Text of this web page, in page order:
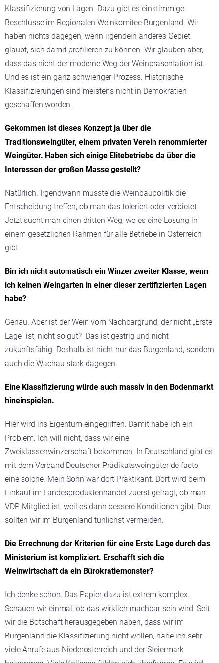
Klassifizierung von Lagen. Dazu gibt es einstimmige
Beschlüsse im Regionalen Weinkomitee Burgenland. Wir
haben nichts dagegen, wenn irgendein anderes Gebiet
glaubt, sich damit profilieren zu können. Wir glauben aber,
dass das nicht der moderne Weg der Weinpräsentation ist.
Und es ist ein ganz schwieriger Prozess. Historische
Klassifizierungen sind meistens nicht in Demokratien
geschaffen worden.
Gekommen ist dieses Konzept ja über die
Traditionsweingüter, einem privaten Verein renommierter
Weingüter. Haben sich einige Elitebetriebe da über die
Interessen der großen Masse gestellt?
Natürlich. Irgendwann musste die Weinbaupolitik die
Entscheidung treffen, ob man das toleriert oder verbietet.
Jetzt sucht man einen dritten Weg, wo es eine Lösung in
einem gesetzlichen Rahmen für alle Betriebe in Österreich
gibt.
Bin ich nicht automatisch ein Winzer zweiter Klasse, wenn
ich keinen Weingarten in einer dieser zertifizierten Lagen
habe?
Genau. Aber ist der Wein vom Nachbargrund, der nicht „Erste
Lage“ ist, nicht so gut? Das ist gestrig und nicht
zukunftsfähig. Deshalb ist nicht nur das Burgenland, sondern
auch die Wachau stark dagegen.
Eine Klassifizierung würde auch massiv in den Bodenmarkt
hineinspielen.
Hier wird ins Eigentum eingegriffen. Damit habe ich ein
Problem. Ich will nicht, dass wir eine
Zweiklassenwinzerschaft bekommen. In Deutschland gibt es
mit dem Verband Deutscher Prädikatsweingüter de facto
eine solche. Mein Sohn war dort Praktikant. Dort wird beim
Einkauf im Landesproduktenhandel zuerst gefragt, ob man
VDP-Mitglied ist, weil es dann bessere Konditionen gibt. Das
sollten wir im Burgenland tunlichst vermeiden.
Die Errechnung der Kriterien für eine Erste Lage durch das
Ministerium ist kompliziert. Erschafft sich die
Weinwirtschaft da ein Bürokratiemonster?
Ich denke schon. Das Papier dazu ist extrem komplex.
Schauen wir einmal, ob das wirklich machbar sein wird. Seit
wir die Botschaft herausgegeben haben, dass wir im
Burgenland die Klassifizierung nicht wollen, habe ich sehr
viele Anrufe aus Niederösterreich und der Steiermark